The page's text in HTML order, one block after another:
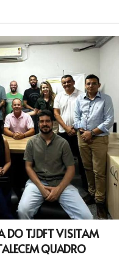
DO TJDFT VISITAM
QUADRO